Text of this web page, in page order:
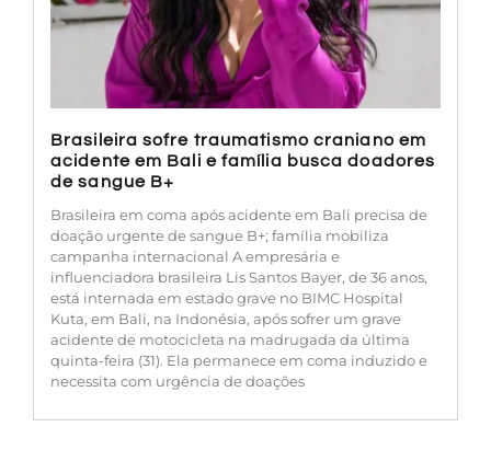
Brasileira sofre traumatismo craniano em
acidente em Bali e família busca doadores
de sangue B+
Brasileira em coma após acidente em Bali precisa de
doação urgente de sangue B+; família mobiliza
campanha internacional A empresária e
influenciadora brasileira Lis Santos Bayer, de 36 anos,
está internada em estado grave no BIMC Hospital
Kuta, em Bali, na Indonésia, após sofrer um grave
acidente de motocicleta na madrugada da última
quinta-feira (31). Ela permanece em coma induzido e
necessita com urgência de doações